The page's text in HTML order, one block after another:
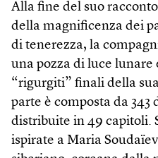
Alla fine del suo
della magnificenza dei
di tenerezza, la
una pozza di luce
“rigurgiti” finali della
parte è composta da
distribuite in 49 capitoli.
ispirate a Maria